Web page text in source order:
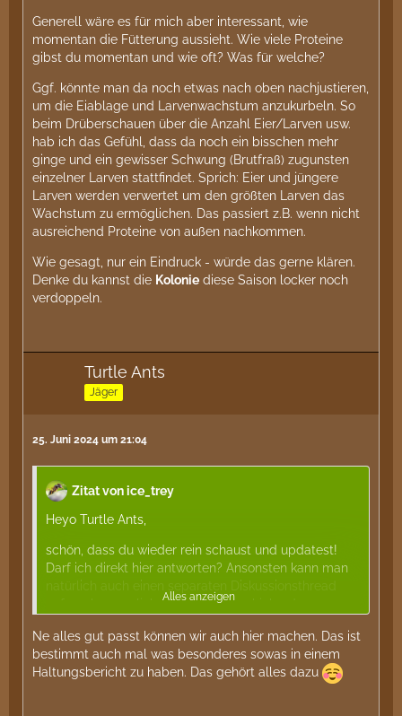
Generell wäre es für mich aber interessant, wie
momentan die Fütterung aussieht. Wie viele Proteine
gibst du momentan und wie oft? Was für welche?
Ggf. könnte man da noch etwas nach oben nachjustieren,
um die Eiablage und Larvenwachstum anzukurbeln. So
beim Drüberschauen über die Anzahl Eier/Larven usw.
hab ich das Gefühl, dass da noch ein bisschen mehr
ginge und ein gewisser Schwung (Brutfraß) zugunsten
einzelner Larven stattfindet. Sprich: Eier und jüngere
Larven werden verwertet um den größten Larven das
Wachstum zu ermöglichen. Das passiert z.B. wenn nicht
ausreichend Proteine von außen nachkommen.
Wie gesagt, nur ein Eindruck - würde das gerne klären.
Denke du kannst die Kolonie diese Saison locker noch
verdoppeln.
Turtle Ants
Jäger
25. Juni 2024 um 21:04
Zitat von ice_trey
Heyo Turtle Ants,
schön, dass du wieder rein schaust und updatest!
Darf ich direkt hier antworten? Ansonsten kann man
natürlich auch einen separaten Diskussionsthread
aufmachen, verlinken und ich verschiebe dann
Die ersten Arbeiterinnen, die aus der Gründung im
ersten Jahr stammen,Pygmäengenannt, sind meist
deutlich kleiner als die später nachfolgenden. Die
Alles anzeigen
Ne alles gut passt können wir auch hier machen. Das ist
bestimmt auch mal was besonderes sowas in einem
Haltungsbericht zu haben. Das gehört alles dazu